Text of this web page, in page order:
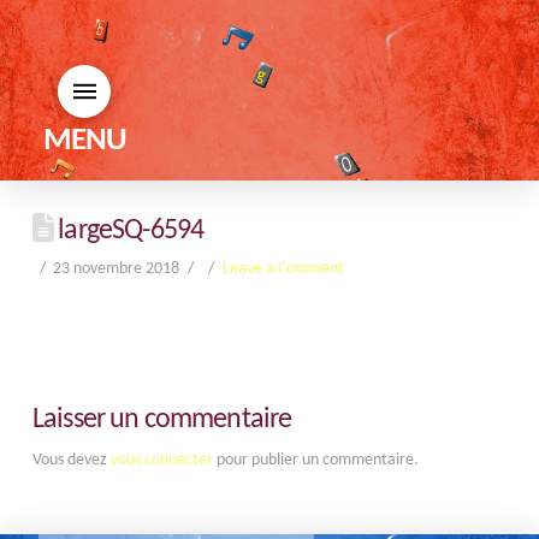
MENU
largeSQ-6594
23 novembre 2018 Leave a Comment
Laisser un commentaire
Vous devez vous connecterpour publier un commentaire.